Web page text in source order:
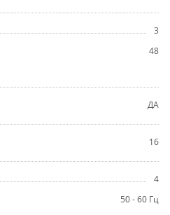
3
48
ДА
16
4
50 - 60 Гц